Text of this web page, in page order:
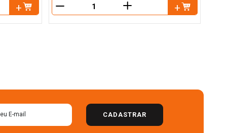
＋
CADASTRAR